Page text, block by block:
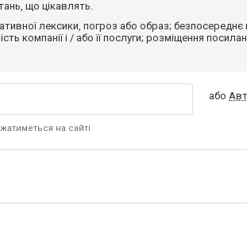
що цікавлять.
лексики, погроз або образ;
компанії і / або її послуги; розміщення
на сайті
або